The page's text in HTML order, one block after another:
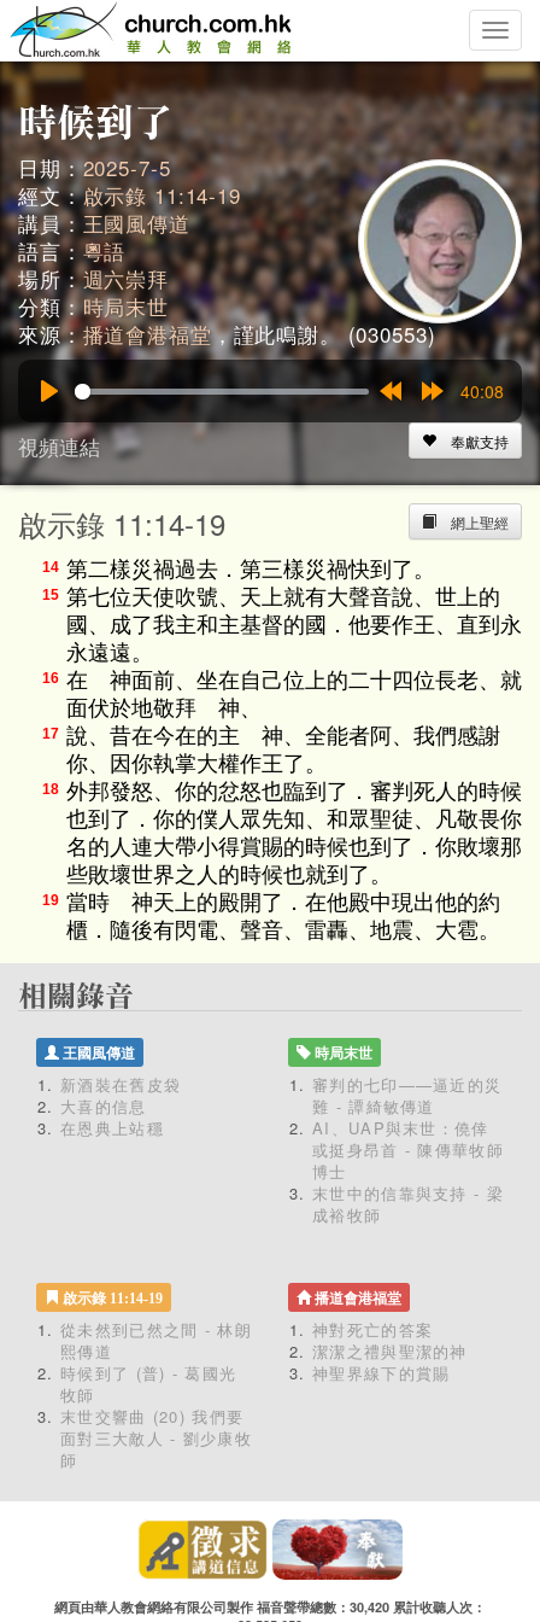
Toggle
日期：2025-7-5
經文：啟示錄 11:14-19
講員： 王國風傳道
語言：粵語
場所：週六崇拜
分類：時局末世
來源：播道會港福堂，謹此鳴謝。 (030553)
15s
40:08
視頻連結 奉獻支持
網上聖經
啟示錄 11:14-19
14 第二樣災禍過去．第三樣災禍快到了。
15 第七位天使吹號、天上就有大聲音說、世上的
國、成了我主和主基督的國．他要作王、直到永
永遠遠。
16 在 神面前、坐在自己位上的二十四位長老、就
面伏於地敬拜 神、
17 說、昔在今在的主 神、全能者阿、我們感謝
你、因你執掌大權作王了。
18 外邦發怒、你的忿怒也臨到了．審判死人的時候
也到了．你的僕人眾先知、和眾聖徒、凡敬畏你
名的人連大帶小得賞賜的時候也到了．你敗壞那
些敗壞世界之人的時候也就到了。
19 當時 神天上的殿開了．在他殿中現出他的約
櫃．隨後有閃電、聲音、雷轟、地震、大雹。
王國風傳道
新酒裝在舊皮袋
大喜的信息
在恩典上站穩
時局末世
審判的七印——逼近的災
難 - 譚綺敏傳道
AI、UAP與末世：僥倖
或挺身昂首 - 陳傳華牧師
博士
末世中的信靠與支持 - 梁
成裕牧師
啟示錄 11:14-19
從未然到已然之間 - 林朗
熙傳道
時候到了 (普) - 葛國光
牧師
末世交響曲 (20) 我們要
面對三大敵人 - 劉少康牧
師
播道會港福堂
神對死亡的答案
潔潔之禮與聖潔的神
神聖界線下的賞賜
網頁由華人教會網絡有限公司製作 福音聲帶總數：30,420 累計收聽人次：